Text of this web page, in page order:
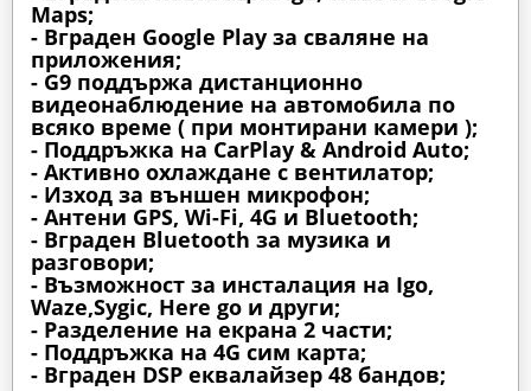
Maps;
- Вграден Google Play за сваляне на
приложения;
- G9 поддържа дистанционно
видеонаблюдение на автомобила по
всяко време ( при монтирани камери );
- Поддръжка на CarPlay & Android Auto;
- Активно охлаждане с вентилатор;
- Изход за външен микрофон;
- Антени GPS, Wi-Fi, 4G и Bluetooth;
- Вграден Bluetooth за музика и
разговори;
- Възможност за инсталация на Igo,
Waze,Sygic, Here go и други;
- Разделение на екрана 2 части;
- Поддръжка на 4G сим карта;
- Вграден DSP еквалайзер 48 бандов;